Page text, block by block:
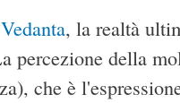
, la realtà
percezione della
che è